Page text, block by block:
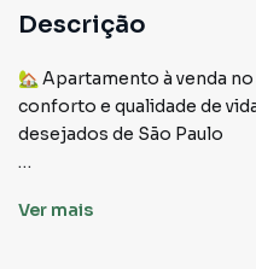
Porcelanato
Portão
Portaria 24h
Descrição
🏡 Apartamento à venda
conforto e qualidade de
desejados de São Paulo
pensado para
Ver mais